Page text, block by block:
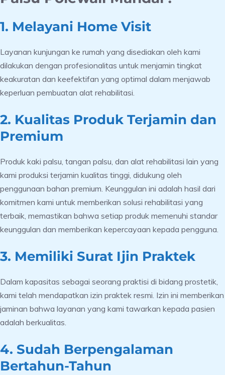
1. Melayani Home Visit
Layanan kunjungan ke rumah yang disediakan oleh kami
dilakukan dengan profesionalitas untuk menjamin tingkat
keakuratan dan keefektifan yang optimal dalam menjawab
keperluan pembuatan alat rehabilitasi.
2. Kualitas Produk Terjamin dan
Premium
Produk kaki palsu, tangan palsu, dan alat rehabilitasi lain yang
kami produksi terjamin kualitas tinggi, didukung oleh
penggunaan bahan premium. Keunggulan ini adalah hasil dari
komitmen kami untuk memberikan solusi rehabilitasi yang
terbaik, memastikan bahwa setiap produk memenuhi standar
keunggulan dan memberikan kepercayaan kepada pengguna.
3. Memiliki Surat Ijin Praktek
Dalam kapasitas sebagai seorang praktisi di bidang prostetik,
kami telah mendapatkan izin praktek resmi. Izin ini memberikan
jaminan bahwa layanan yang kami tawarkan kepada pasien
adalah berkualitas.
4. Sudah Berpengalaman
Bertahun-Tahun